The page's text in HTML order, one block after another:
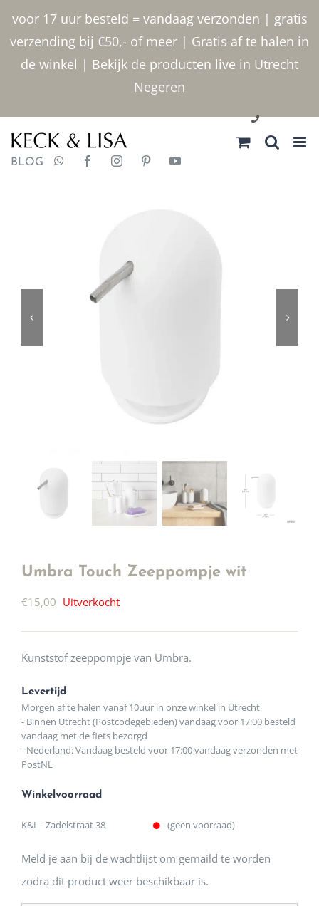
voor 17 uur besteld = vandaag verzonden | gratis
verzending bij €50,- of meer | Gratis af te halen in
de winkel | Bekijk de producten live in Utrecht
Negeren
inhoud
030 2400000
BLOG
Umbra Touch Zeeppompje wit
€15,00 Uitverkocht
Kunststof zeeppompje van Umbra.
Levertijd
Morgen af te halen vanaf 10uur in onze winkel in Utrecht
- Binnen Utrecht (Postcodegebieden) vandaag voor 17:00 besteld
vandaag met de fiets bezorgd
- Nederland: Vandaag besteld voor 17:00 vandaag verzonden met
PostNL
Winkelvoorraad
K&L - Zadelstraat 38 (geen voorraad)
Meld je aan bij de wachtlijst om gemaild te worden
zodra dit product weer beschikbaar is.